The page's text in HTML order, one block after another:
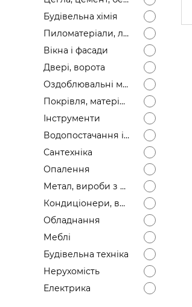
Будівельна хімія
Пиломатеріали, лісоматеріали
Вікна і фасади
Двері, ворота
Оздоблювальні матеріали
Покрівля, матеріали
Інструменти
Водопостачання і каналізація
Сантехніка
Опалення
Метал, вироби з металу
Кондиціонери, вентиляція
Обладнання
Меблі
Будівельна техніка
Нерухомість
Електрика